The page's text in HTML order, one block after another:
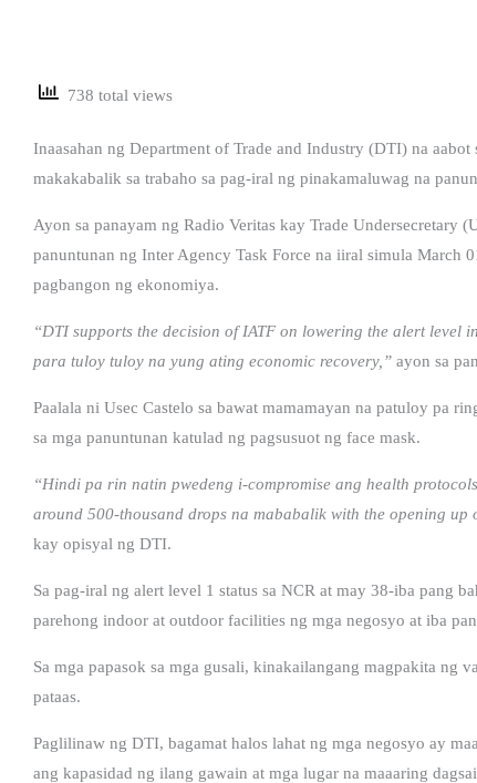
738 total views
Inaasahan ng Department of Trade and Industry (DTI) na
makakabalik sa trabaho sa pag-iral ng pinakamaluwag na
Ayon sa panayam ng Radio Veritas kay Trade Undersecretary
panuntunan ng Inter Agency Task Force na iiral simula March
pagbangon ng ekonomiya.
“DTI supports the decision of IATF on lowering the alert level
para tuloy tuloy na yung ating economic recovery,” ayon sa
Paalala ni Usec Castelo sa bawat mamamayan na patuloy pa
sa mga panuntunan katulad ng pagsusuot ng face mask.
“Hindi pa rin natin pwedeng i-compromise ang health
around 500-thousand drops na mababalik with the opening up
kay opisyal ng DTI.
Sa pag-iral ng alert level 1 status sa NCR at may 38-iba pang
parehong indoor at outdoor facilities ng mga negosyo at iba
Sa mga papasok sa mga gusali, kinakailangang magpakita ng
pataas.
Paglilinaw ng DTI, bagamat halos lahat ng mga negosyo ay
ang kapasidad ng ilang gawain at mga lugar na maaaring